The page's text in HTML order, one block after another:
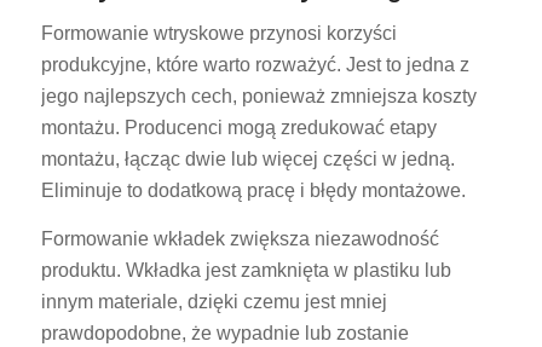
Formowanie wtryskowe przynosi korzyści
produkcyjne, które warto rozważyć. Jest to jedna z
jego najlepszych cech, ponieważ zmniejsza koszty
montażu. Producenci mogą zredukować etapy
montażu, łącząc dwie lub więcej części w jedną.
Eliminuje to dodatkową pracę i błędy montażowe.
Formowanie wkładek zwiększa niezawodność
produktu. Wkładka jest zamknięta w plastiku lub
innym materiale, dzięki czemu jest mniej
prawdopodobne, że wypadnie lub zostanie